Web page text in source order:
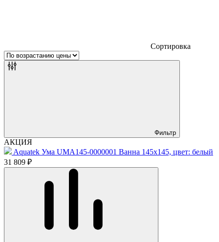
Сортировка
Фильтр
АКЦИЯ
Aquatek Ума UMA145-0000001 Ванна 145x145, цвет: белый
31 809 ₽